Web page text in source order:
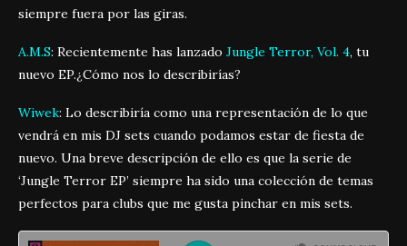
siempre fuera por las giras.
A.M.S: Recientemente has lanzado Jungle Terror, Vol. 4, tu
nuevo EP.¿Cómo nos lo describirías?
Wiwek: Lo describiría como una representación de lo que
vendrá en mis DJ sets cuando podamos estar de fiesta de
nuevo. Una breve descripción de ello es que la serie de
‘Jungle Terror EP’ siempre ha sido una colección de temas
perfectos para clubs que me gusta pinchar en mis sets.